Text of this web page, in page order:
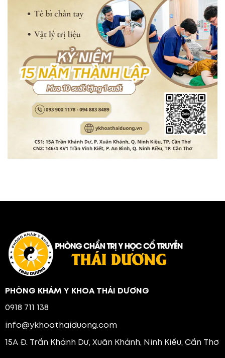
PHÒNG KHÁM Y KHOA THÁI DƯƠNG
0918 711 138
info@ykhoathaiduong.com
15A Đ. Trần Khánh Dư, Xuân Khánh, Ninh Kiều, Cần Thơ